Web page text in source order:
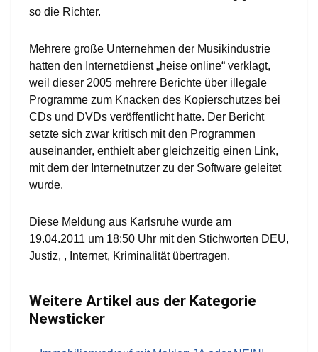
so die Richter.
Mehrere große Unternehmen der Musikindustrie
hatten den Internetdienst „heise online“ verklagt,
weil dieser 2005 mehrere Berichte über illegale
Programme zum Knacken des Kopierschutzes bei
CDs und DVDs veröffentlicht hatte. Der Bericht
setzte sich zwar kritisch mit den Programmen
auseinander, enthielt aber gleichzeitig einen Link,
mit dem der Internetnutzer zu der Software geleitet
wurde.
Diese Meldung aus Karlsruhe wurde am
19.04.2011 um 18:50 Uhr mit den Stichworten DEU,
Justiz, , Internet, Kriminalität übertragen.
Weitere Artikel aus der Kategorie
Newsticker